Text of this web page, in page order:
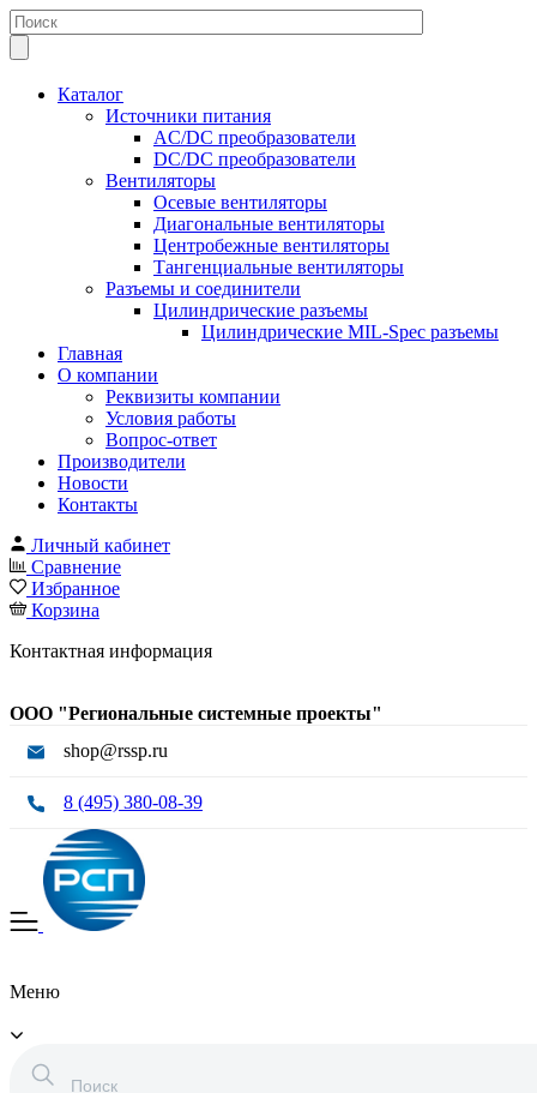
Каталог
Источники питания
AC/DC преобразователи
DC/DC преобразователи
Вентиляторы
Осевые вентиляторы
Диагональные вентиляторы
Центробежные вентиляторы
Тангенциальные вентиляторы
Разъемы и соединители
Цилиндрические разъемы
Цилиндрические MIL-Spec разъемы
Главная
О компании
Реквизиты компании
Условия работы
Вопрос-ответ
Производители
Новости
Контакты
Личный кабинет
Сравнение
Избранное
Корзина
Контактная информация
ООО "Региональные системные проекты"
shop@rssp.ru
8 (495) 380-08-39
Меню